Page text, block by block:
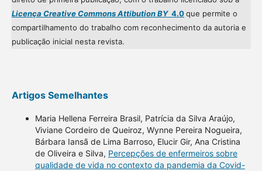
Licença Creative Commons Attibution BY4.0que permite o
compartilhamento do trabalho com reconhecimento da autoria e
publicação inicial nesta revista.
Artigos Semelhantes
Maria Hellena Ferreira Brasil, Patrícia da Silva Araújo,
Viviane Cordeiro de Queiroz, Wynne Pereira Nogueira,
Bárbara Iansã de Lima Barroso, Elucir Gir, Ana Cristina
de Oliveira e Silva, Percepções de enfermeiros sobre
qualidade de vida no contexto da pandemia da Covid-